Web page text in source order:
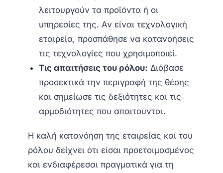
λειτουργούν τα προϊόντα ή οι
υπηρεσίες της. Αν είναι τεχνολογική
εταιρεία, προσπάθησε να κατανοήσεις
τις τεχνολογίες που χρησιμοποιεί.
Τις απαιτήσεις του ρόλου: Διάβασε
προσεκτικά την περιγραφή της θέσης
και σημείωσε τις δεξιότητες και τις
αρμοδιότητες που απαιτούνται.
Η καλή κατανόηση της εταιρείας και του
ρόλου δείχνει ότι είσαι προετοιμασμένος
και ενδιαφέρεσαι πραγματικά για τη